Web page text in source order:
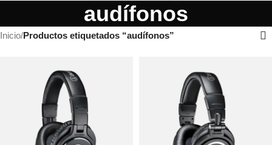
audífonos
Inicio/Productos etiquetados “audífonos”